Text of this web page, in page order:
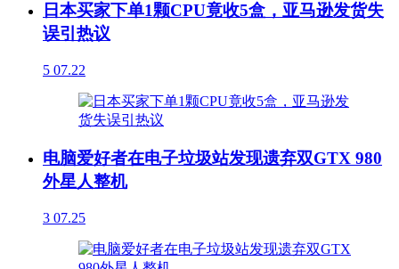
日本买家下单1颗CPU竟收5盒，亚马逊发货失
误引热议
5 07.22
电脑爱好者在电子垃圾站发现遗弃双GTX 980
外星人整机
3 07.25